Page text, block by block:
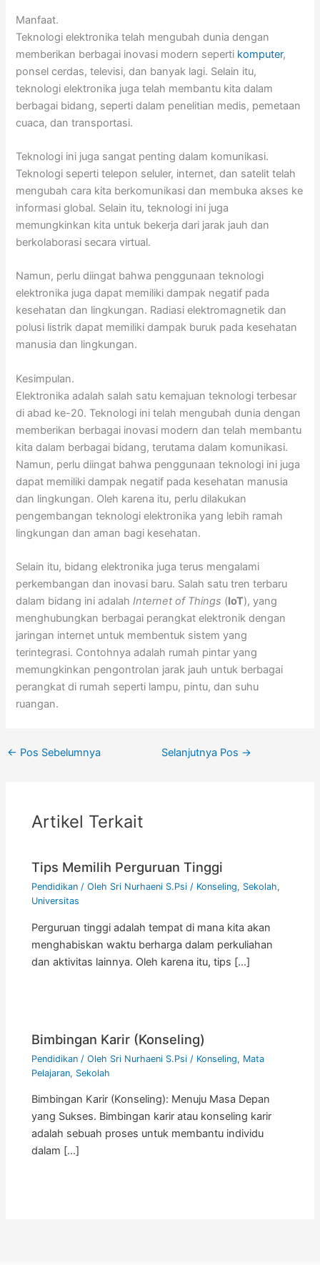
Manfaat.
Teknologi elektronika telah mengubah dunia dengan
memberikan berbagai inovasi modern seperti komputer,
ponsel cerdas, televisi, dan banyak lagi. Selain itu,
teknologi elektronika juga telah membantu kita dalam
berbagai bidang, seperti dalam penelitian medis, pemetaan
cuaca, dan transportasi.
Teknologi ini juga sangat penting dalam komunikasi.
Teknologi seperti telepon seluler, internet, dan satelit telah
mengubah cara kita berkomunikasi dan membuka akses ke
informasi global. Selain itu, teknologi ini juga
memungkinkan kita untuk bekerja dari jarak jauh dan
berkolaborasi secara virtual.
Namun, perlu diingat bahwa penggunaan teknologi
elektronika juga dapat memiliki dampak negatif pada
kesehatan dan lingkungan. Radiasi elektromagnetik dan
polusi listrik dapat memiliki dampak buruk pada kesehatan
manusia dan lingkungan.
Kesimpulan.
Elektronika adalah salah satu kemajuan teknologi terbesar
di abad ke-20. Teknologi ini telah mengubah dunia dengan
memberikan berbagai inovasi modern dan telah membantu
kita dalam berbagai bidang, terutama dalam komunikasi.
Namun, perlu diingat bahwa penggunaan teknologi ini juga
dapat memiliki dampak negatif pada kesehatan manusia
dan lingkungan. Oleh karena itu, perlu dilakukan
pengembangan teknologi elektronika yang lebih ramah
lingkungan dan aman bagi kesehatan.
Selain itu, bidang elektronika juga terus mengalami
perkembangan dan inovasi baru. Salah satu tren terbaru
dalam bidang ini adalahInternet of Things (IoT), yang
menghubungkan berbagai perangkat elektronik dengan
jaringan internet untuk membentuk sistem yang
terintegrasi. Contohnya adalah rumah pintar yang
memungkinkan pengontrolan jarak jauh untuk berbagai
perangkat di rumah seperti lampu, pintu, dan suhu
ruangan.
← Pos Sebelumnya Selanjutnya Pos →
Artikel Terkait
Tips Memilih Perguruan Tinggi
Pendidikan / Oleh Sri Nurhaeni S.Psi/ Konseling, Sekolah,
Universitas
Perguruan tinggi adalah tempat di mana kita akan
menghabiskan waktu berharga dalam perkuliahan
dan aktivitas lainnya. Oleh karena itu, tips […]
Bimbingan Karir (Konseling)
Pendidikan / Oleh Sri Nurhaeni S.Psi / Konseling, Mata
Pelajaran, Sekolah
Bimbingan Karir (Konseling): Menuju Masa Depan
yang Sukses. Bimbingan karir atau konseling karir
adalah sebuah proses untuk membantu individu
dalam […]